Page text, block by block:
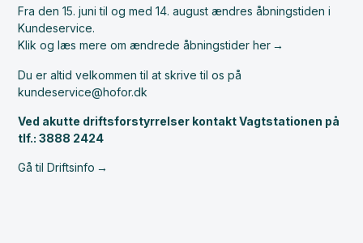
Fra den 15. juni til og med 14. august ændres åbningstiden i
Kundeservice.
Klik og læs mere om ændrede åbningstider her
Du er altid velkommen til at skrive til os på
kundeservice@hofor.dk
Ved akutte driftsforstyrrelser kontakt Vagtstationen på
tlf.: 3888 2424
Gå til Driftsinfo